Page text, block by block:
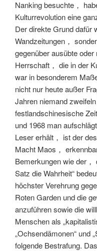
Nanking besuchte，
Kulturrevolution eine
Der direkte Grund dafür
Wandzeitungen，
gegenüber ausübte
Herrschaft， die in der
war in besonderem
nicht nur heute außer
Jahren niemand
festlandschinesische
und 1968 man
Leser erhält， ist der
Macht Maos，
Bemerkungen wie der
Satz die Wahrheit“
höchster Verehrung
Roten Garden und die
anzuführen sowie die
Menschen als
„Ochsendämonen“ und
folgende Bestrafung.